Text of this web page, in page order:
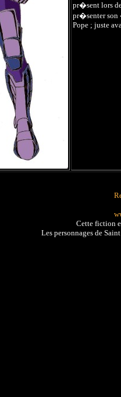
pr�sent lors
pr�senter
Pope ; juste
Cette fiction
Les personnages de